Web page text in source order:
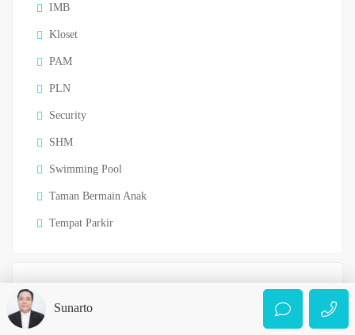
IMB
Kloset
PAM
PLN
Security
SHM
Swimming Pool
Taman Bermain Anak
Tempat Parkir
Sunarto